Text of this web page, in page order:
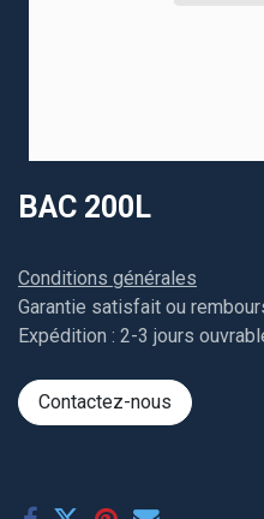
BAC 200L
Conditions générales
Garantie satisfait ou
Expédition : 2-3 jours
Contactez-nous